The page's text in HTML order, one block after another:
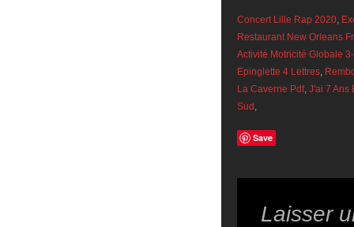
Concert Lille Rap 2020,
Restaurant New Orleans
Activité Motricité Globale
Epinglette 4 Lettres,
La Caverne Pdf, J'ai 7 Ans
Sud ,
Save
Laisser